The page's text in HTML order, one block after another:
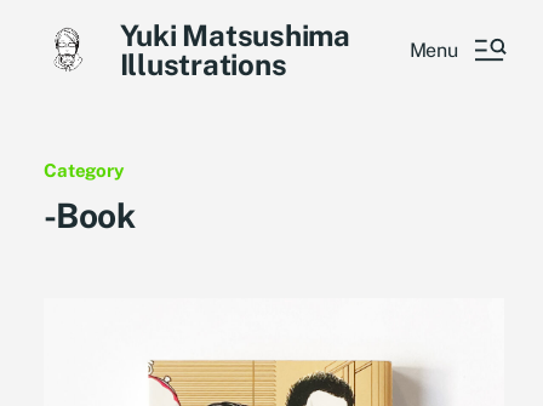
Yuki Matsushima
Illustrations
Menu
Category
-Book